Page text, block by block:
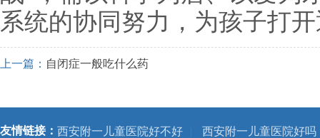
系统的协同努力，为孩子打
上一篇： 自闭症一般吃什么药
友情链接： 西安附一儿童医院好不好 |
西安附一儿童医院好吗